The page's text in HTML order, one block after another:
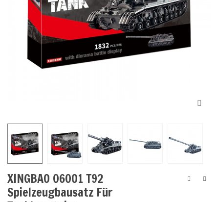
XINGBAO 06001 T92
Spielzeugbausatz Für